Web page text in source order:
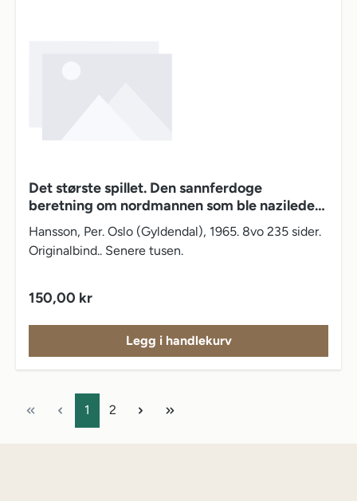
Det største spillet. Den sannferdoge
beretning om nordmannen som ble nazileder
og Gestapos fortrolige - etter ordre fra
London
Hansson, Per. Oslo (Gyldendal), 1965. 8vo 235 sider.
Originalbind.. Senere tusen.
Vanlig pris:
150,00 kr
Legg i handlekurv
Side
1 Side
2